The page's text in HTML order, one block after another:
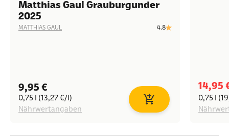
Matthias Gaul Grauburgunder
2025
MATTHIAS GAUL 4.8
Angebot
9,95 €
0,75 l (13,27 €/l)
Nährwertangaben
In den Warenkorb
14,95
0,75 l